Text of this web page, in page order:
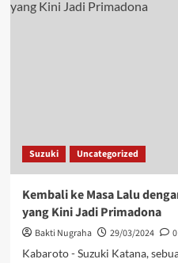
Suzuki Uncategorized
Kembali ke Masa Lalu
yang Kini Jadi Primadona
Bakti Nugraha 29/03/2024
0
Kabaroto - Suzuki Katana,